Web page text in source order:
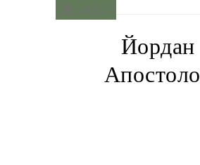
Йордан